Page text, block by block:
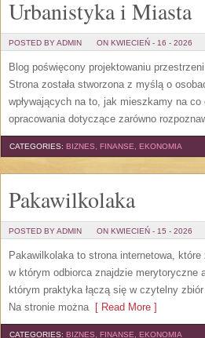
Urbanistyka i Miasta
POSTED BY ADMIN ON KWIECIEŃ - 16 - 2026
Blog poświęcony projektowaniu
Strona została stworzona z myślą o
wpływających na to, jak mieszkamy na
opracowania dotyczące zarówno
CATEGORIES: BIZNES, FINANSE, EKONOMIA
Pakawilkolaka
POSTED BY ADMIN ON KWIECIEŃ - 15 - 2026
Pakawilkolaka to strona internetowa,
w którym odbiorca znajdzie merytoryczne
którym praktyka łączą się w czytelny
Na stronie można[ Read More ]
CATEGORIES: BIZNES, FINANSE, EKONOMIA